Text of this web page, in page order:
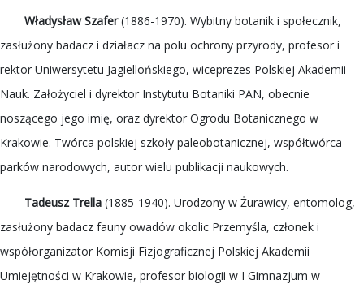
Władysław Szafer(1886-1970). Wybitny botanik i społecznik,
zasłużony badacz i działacz na polu ochrony przyrody, profesor i
rektor Uniwersytetu Jagiellońskiego, wiceprezes Polskiej Akademii
Nauk. Założyciel i dyrektor Instytutu Botaniki PAN, obecnie
noszącego jego imię, oraz dyrektor Ogrodu Botanicznego w
Krakowie. Twórca polskiej szkoły paleobotanicznej, współtwórca
parków narodowych, autor wielu publikacji naukowych.
Tadeusz Trella (1885-1940). Urodzony w Żurawicy, entomolog,
zasłużony badacz fauny owadów okolic Przemyśla, członek i
współorganizator Komisji Fizjograficznej Polskiej Akademii
Umiejętności w Krakowie, profesor biologii w I Gimnazjum w